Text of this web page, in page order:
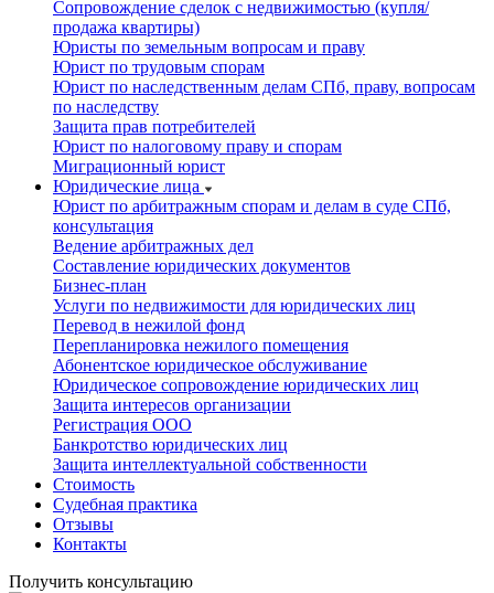
Сопровождение сделок с недвижимостью (купля/
продажа квартиры)
Юристы по земельным вопросам и праву
Юрист по трудовым спорам
Юрист по наследственным делам СПб, праву, вопросам
по наследству
Защита прав потребителей
Юрист по налоговому праву и спорам
Миграционный юрист
Юридические лица
Юрист по арбитражным спорам и делам в суде СПб,
консультация
Ведение арбитражных дел
Составление юридических документов
Бизнес-план
Услуги по недвижимости для юридических лиц
Перевод в нежилой фонд
Перепланировка нежилого помещения
Абонентское юридическое обслуживание
Юридическое сопровождение юридических лиц
Защита интересов организации
Регистрация ООО
Банкротство юридических лиц
Защита интеллектуальной собственности
Стоимость
Судебная практика
Отзывы
Контакты
Получить консультацию